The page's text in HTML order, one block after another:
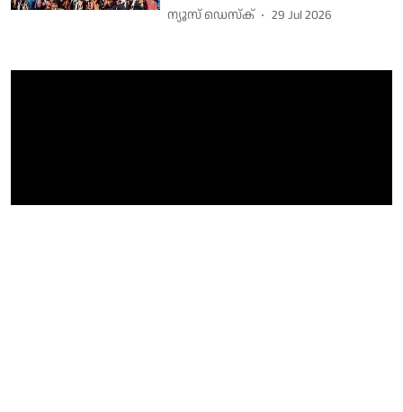
ന്യൂസ് ഡെസ്ക് 29 Jul 2026